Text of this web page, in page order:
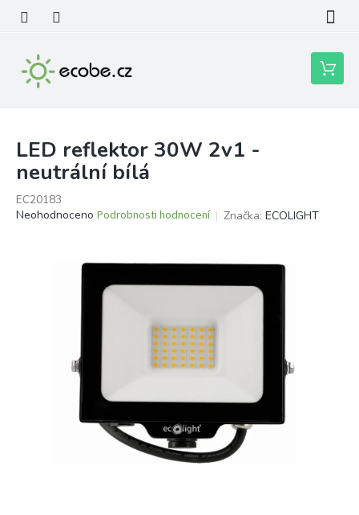
obsah
Nákupní
košík
LED reflektor 30W 2v1 -
neutrální bílá
EC20183
Průměrné
Neohodnoceno Podrobnosti hodnocení Značka: ECOLIGHT